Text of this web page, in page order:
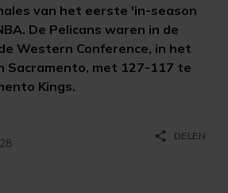
van het eerste 'in-season
De Pelicans waren in de
Western Conference, in het
Sacramento, met 127-117 te
Kings.
share DELEN